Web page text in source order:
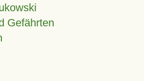
Gefährten